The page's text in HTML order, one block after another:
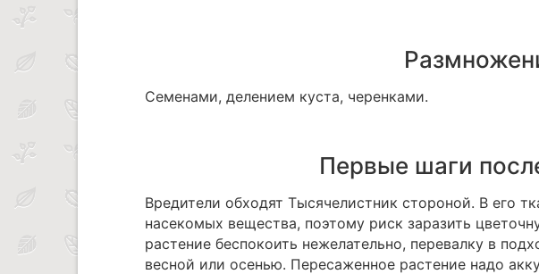
Семенами, делением куста, черенками.
Первые шаги
Вредители обходят Тысячелистник стороной. В его
насекомых вещества, поэтому риск заразить
растение беспокоить нежелательно, перевалку в
весной или осенью. Пересаженное растение надо